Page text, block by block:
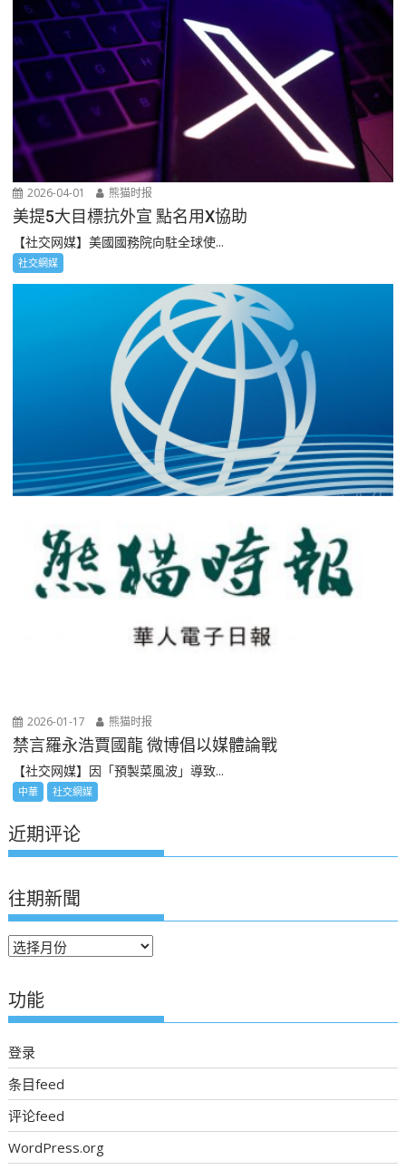
2026-04-01 熊猫时报
美提5大目標抗外宣 點名用X協助
【社交网媒】美國國務院向駐全球使...
社交網媒
2026-01-17 熊猫时报
禁言羅永浩賈國龍 微博倡以媒體論戰
【社交网媒】因「預製菜風波」導致...
中華 社交網媒
近期评论
往期新聞
往
新
聞
功能
登录
条目feed
评论feed
WordPress.org